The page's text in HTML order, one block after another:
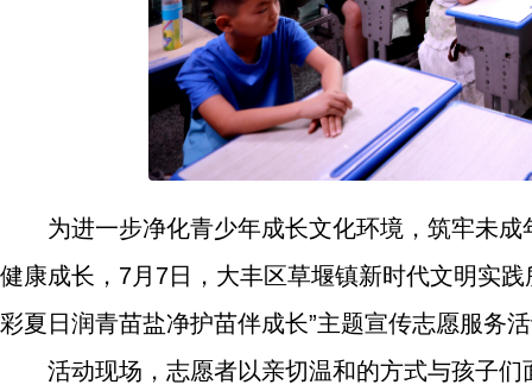
为进一步净化青少年成长文化环境，筑牢未
健康成长，7月7日，大丰区草堰镇新时代文明实
彩夏日润青苗盐净护苗伴成长”主题宣传志愿服务
活动现场，志愿者以亲切温和的方式与孩子